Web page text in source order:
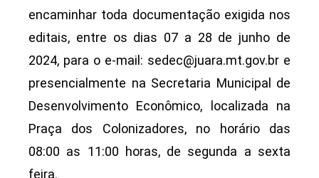
encaminhar toda documentação exigida nos
editais, entre os dias 07 a 28 de junho de
2024, para o e-mail: sedec@juara.mt.gov.br e
presencialmente na Secretaria Municipal de
Desenvolvimento Econômico, localizada na
Praça dos Colonizadores, no horário das
08:00 as 11:00 horas, de segunda a sexta
feira.